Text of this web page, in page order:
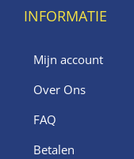
INFORMATIE
Mijn account
Over Ons
FAQ
Betalen